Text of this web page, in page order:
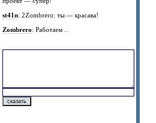
st41n: 2Zombrero: ты — красава!
Zombrero: Работаем ..